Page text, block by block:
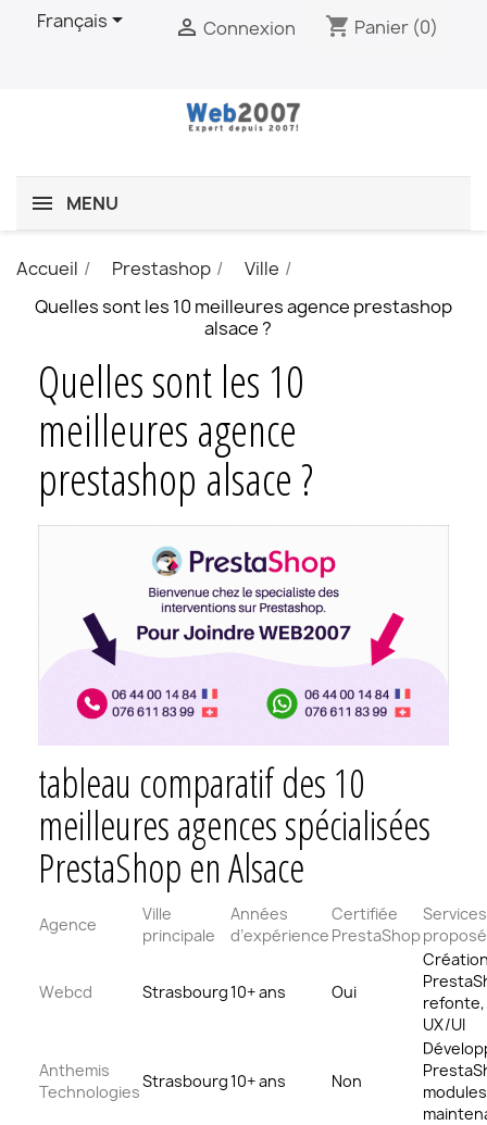
Français  Connexion shopping_cart Panier (0)
MENU
Accueil Prestashop
Ville
Quelles sont les 10 meilleures agence prestashop
alsace ?
Quelles sont les 10
meilleures agence
prestashop alsace ?
tableau comparatif des 10
meilleures agences spécialisées
PrestaShop en Alsace
Agence
Ville
principale
Années
d’expérience
Certifiée
PrestaShop
Services
Webcd Strasbourg10+ ans Oui
refonte,
UX/UI
Anthemis
Technologies
Strasbourg10+ ans Non